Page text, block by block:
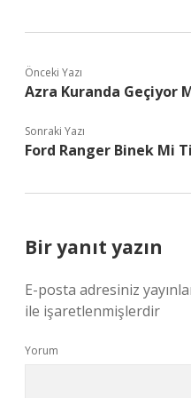
Önceki Yazı
Azra Kuranda Geçiyor
Sonraki Yazı
Ford Ranger Binek Mi
Bir yanıt yazın
E-posta adresiniz
ile işaretlenmişlerdir
Yorum